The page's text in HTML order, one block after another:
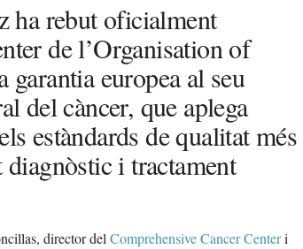
ha rebut oficialment
de l’Organisation of
europea al seu
del càncer, que aplega
estàndards de qualitat més
i tractament
director del Comprehensive Cancer Centeri